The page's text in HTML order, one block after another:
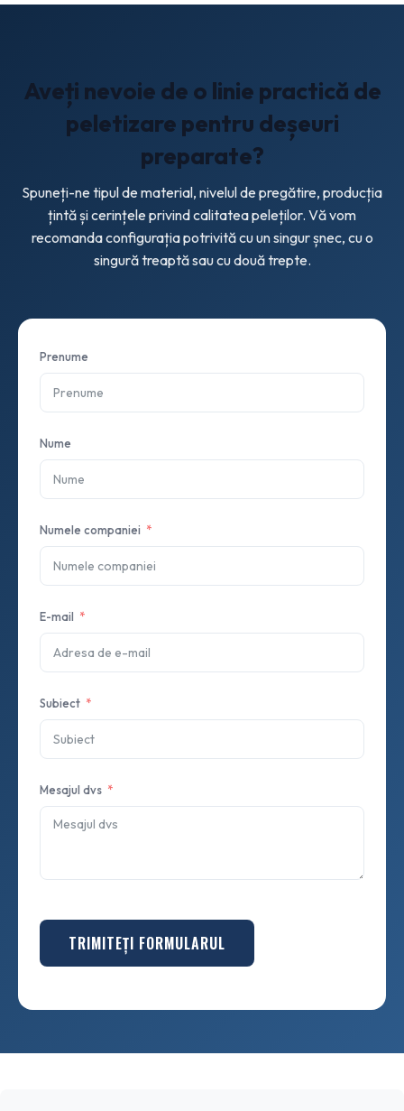
Aveți nevoie de o linie practică de
peletizare pentru deșeuri
preparate?
Spuneți-ne tipul de material, nivelul de pregătire, producția
țintă și cerințele privind calitatea peleților. Vă vom
recomanda configurația potrivită cu un singur șnec, cu o
singură treaptă sau cu două trepte.
Prenume
Nume
Numele companiei
E-mail
Subiect
Mesajul dvs
TRIMITEȚI FORMULARUL